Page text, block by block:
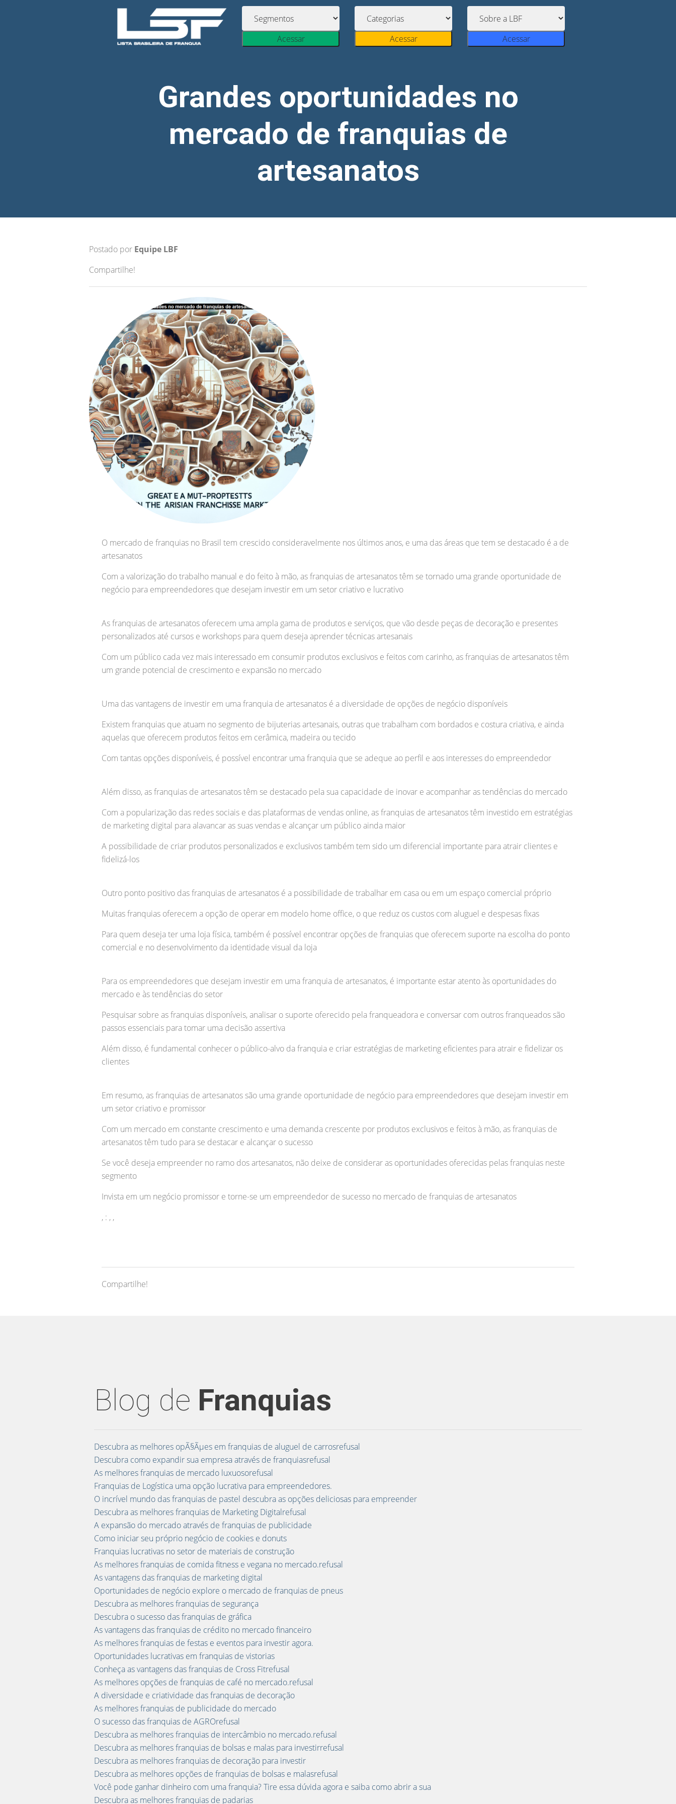
Acessar Acessar Acessar
Grandes oportunidades no
mercado de franquias de
artesanatos
Postado por Equipe LBF
Compartilhe!
O mercado de franquias no Brasil tem crescido consideravelmente nos últimos anos, e uma das áreas que tem se destacado é a de
artesanatos
Com a valorização do trabalho manual e do feito à mão, as franquias de artesanatos têm se tornado uma grande oportunidade de
negócio para empreendedores que desejam investir em um setor criativo e lucrativo
As franquias de artesanatos oferecem uma ampla gama de produtos e serviços, que vão desde peças de decoração e presentes
personalizados até cursos e workshops para quem deseja aprender técnicas artesanais
Com um público cada vez mais interessado em consumir produtos exclusivos e feitos com carinho, as franquias de artesanatos têm
um grande potencial de crescimento e expansão no mercado
Uma das vantagens de investir em uma franquia de artesanatos é a diversidade de opções de negócio disponíveis
Existem franquias que atuam no segmento de bijuterias artesanais, outras que trabalham com bordados e costura criativa, e ainda
aquelas que oferecem produtos feitos em cerâmica, madeira ou tecido
Com tantas opções disponíveis, é possível encontrar uma franquia que se adeque ao perfil e aos interesses do empreendedor
Além disso, as franquias de artesanatos têm se destacado pela sua capacidade de inovar e acompanhar as tendências do mercado
Com a popularização das redes sociais e das plataformas de vendas online, as franquias de artesanatos têm investido em estratégias
de marketing digital para alavancar as suas vendas e alcançar um público ainda maior
A possibilidade de criar produtos personalizados e exclusivos também tem sido um diferencial importante para atrair clientes e
fidelizá-los
Outro ponto positivo das franquias de artesanatos é a possibilidade de trabalhar em casa ou em um espaço comercial próprio
Muitas franquias oferecem a opção de operar em modelo home office, o que reduz os custos com aluguel e despesas fixas
Para quem deseja ter uma loja física, também é possível encontrar opções de franquias que oferecem suporte na escolha do ponto
comercial e no desenvolvimento da identidade visual da loja
Para os empreendedores que desejam investir em uma franquia de artesanatos, é importante estar atento às oportunidades do
mercado e às tendências do setor
Pesquisar sobre as franquias disponíveis, analisar o suporte oferecido pela franqueadora e conversar com outros franqueados são
passos essenciais para tomar uma decisão assertiva
Além disso, é fundamental conhecer o público-alvo da franquia e criar estratégias de marketing eficientes para atrair e fidelizar os
clientes
Em resumo, as franquias de artesanatos são uma grande oportunidade de negócio para empreendedores que desejam investir em
um setor criativo e promissor
Com um mercado em constante crescimento e uma demanda crescente por produtos exclusivos e feitos à mão, as franquias de
artesanatos têm tudo para se destacar e alcançar o sucesso
Se você deseja empreender no ramo dos artesanatos, não deixe de considerar as oportunidades oferecidas pelas franquias neste
segmento
Invista em um negócio promissor e torne-se um empreendedor de sucesso no mercado de franquias de artesanatos
, : , ,
Compartilhe!
Blog de Franquias
Descubra as melhores opÃ§Ãµes em franquias de aluguel de carrosrefusal
Descubra como expandir sua empresa através de franquiasrefusal
As melhores franquias de mercado luxuosorefusal
Franquias de Logística uma opção lucrativa para empreendedores.
O incrível mundo das franquias de pastel descubra as opções deliciosas para empreender
Descubra as melhores franquias de Marketing Digitalrefusal
A expansão do mercado através de franquias de publicidade
Como iniciar seu próprio negócio de cookies e donuts
Franquias lucrativas no setor de materiais de construção
As melhores franquias de comida fitness e vegana no mercado.refusal
As vantagens das franquias de marketing digital
Oportunidades de negócio explore o mercado de franquias de pneus
Descubra as melhores franquias de segurança
Descubra o sucesso das franquias de gráfica
As vantagens das franquias de crédito no mercado financeiro
As melhores franquias de festas e eventos para investir agora.
Oportunidades lucrativas em franquias de vistorias
Conheça as vantagens das franquias de Cross Fitrefusal
As melhores opções de franquias de café no mercado.refusal
A diversidade e criatividade das franquias de decoração
As melhores franquias de publicidade do mercado
O sucesso das franquias de AGROrefusal
Descubra as melhores franquias de intercâmbio no mercado.refusal
Descubra as melhores franquias de bolsas e malas para investirrefusal
Descubra as melhores franquias de decoração para investir
Descubra as melhores opções de franquias de bolsas e malasrefusal
Você pode ganhar dinheiro com uma franquia? Tire essa dúvida agora e saiba como abrir a sua
Descubra as melhores franquias de padarias